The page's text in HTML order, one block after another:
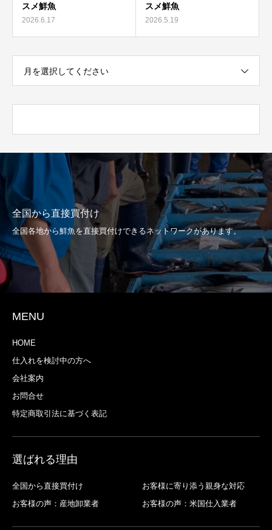
スメ鮮魚
2026.6.17
スメ鮮魚
2026.5.19
月を選択してください
全国から直接買付け
全国各地から鮮魚を直接買付けできるネットワークがあります。
MENU
HOME
仕入れを検討中の方へ
会社案内
お問合せ
特定商取引法に基づく表記
選ばれる理由
全国から直接買付け
お客様に寄り添う親身な対応
お客様の声：産地卸業者
お客様の声：米国仕入業者